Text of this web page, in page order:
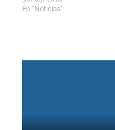
En "Noticias"